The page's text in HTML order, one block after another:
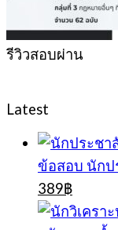
รีวิวสอบผ่าน
Latest
ข้อสอบ นักป
Original
price
was:
389฿Current
price
is: